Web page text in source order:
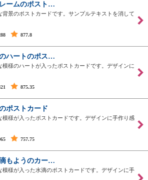
ームのポスト…
背景のポストカードです。サンプルテキストを消して
877.8
ハートのポス…
模様のハートが入ったポストカードです。デザインに
875.35
ポストカード
模様が入ったポストカードです。デザインに手作り感
757.75
もようのカー…
模様が入った水滴のポストカードです。デザインに手